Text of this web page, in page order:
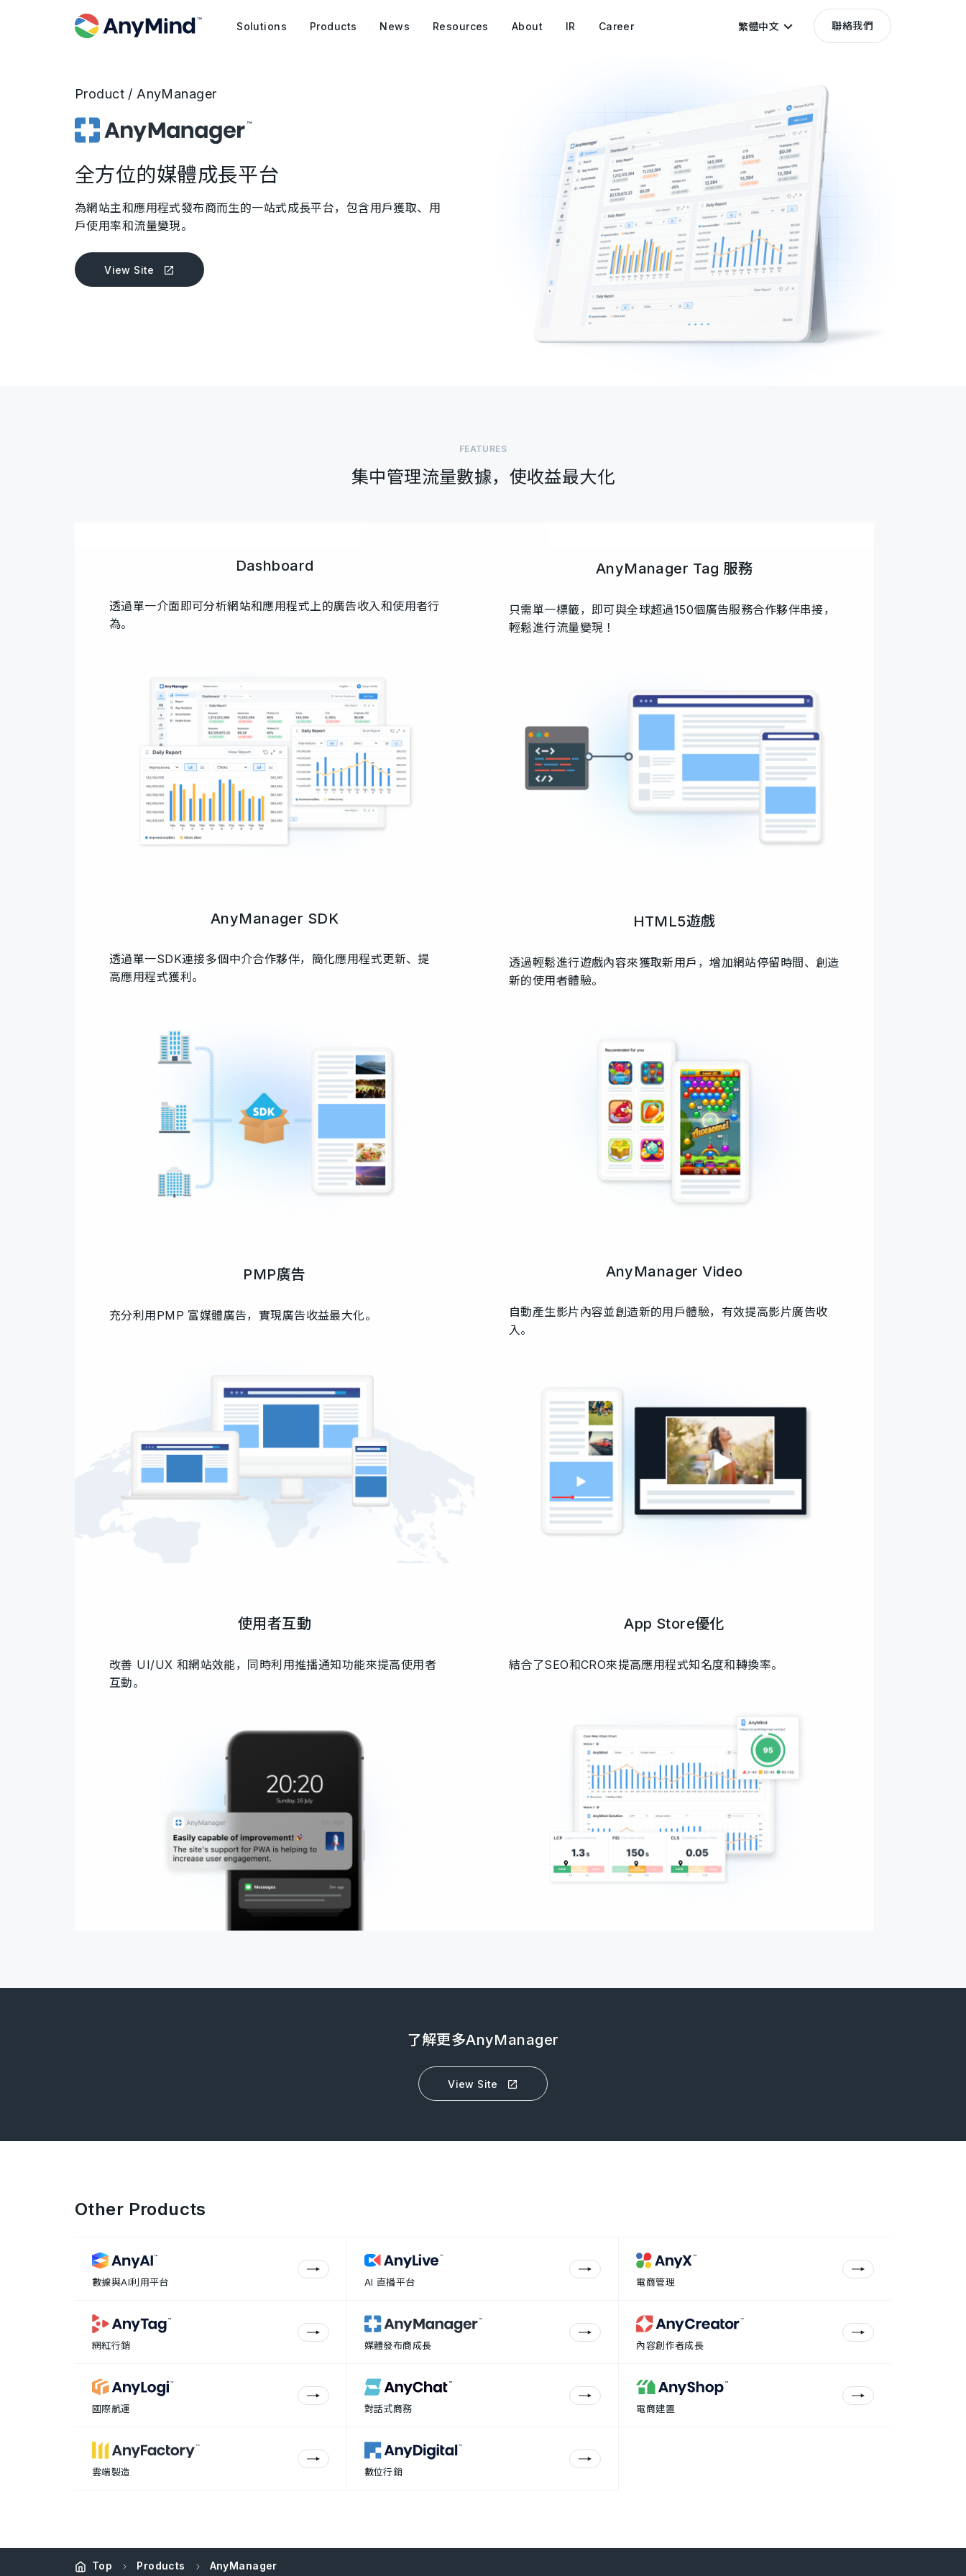
Solutions Products News Resources About IR Career 繁體中文 聯絡我們
Product / AnyManager
全方位的媒體成長平台
為網站主和應用程式發布商而生的一站式成長平台，包含用戶獲取、用
戶使用率和流量變現。
View Site
FEATURES
集中管理流量數據，使收益最大化
Dashboard
透過單一介面即可分析網站和應用程式上的廣告收入和使用者行
為。
AnyManager Tag 服務
只需單一標籤，即可與全球超過150個廣告服務合作夥伴串接，
輕鬆進行流量變現！
AnyManager SDK
透過單一SDK連接多個中介合作夥伴，簡化應用程式更新、提
高應用程式獲利。
HTML5遊戲
透過輕鬆進行遊戲內容來獲取新用戶，增加網站停留時間、創造
新的使用者體驗。
PMP廣告
充分利用PMP 富媒體廣告，實現廣告收益最大化。
AnyManager Video
自動產生影片內容並創造新的用戶體驗，有效提高影片廣告收
入。
使用者互動
改善 UI/UX 和網站效能，同時利用推播通知功能來提高使用者
互動。
App Store優化
結合了SEO和CRO來提高應用程式知名度和轉換率。
了解更多AnyManager
View Site
Other Products
數據與AI利用平台 AI 直播平台 電商管理
網紅行銷 媒體發布商成長 內容創作者成長
國際航運 對話式商務 電商建置
雲端製造 數位行銷
Top Products AnyManager